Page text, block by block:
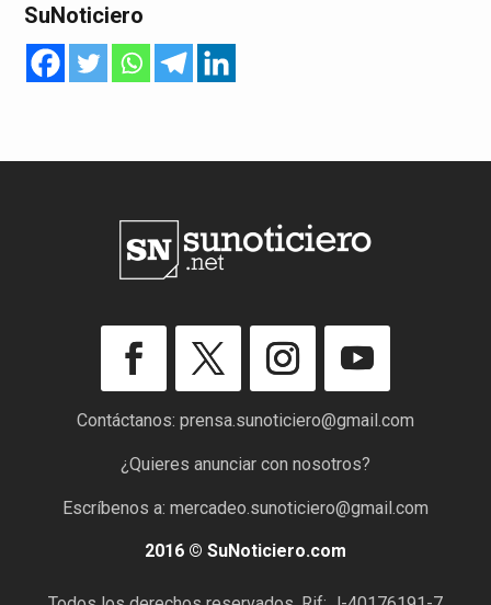
SuNoticiero
Contáctanos: prensa.sunoticiero@gmail.com
¿Quieres anunciar con nosotros?
Escríbenos a: mercadeo.sunoticiero@gmail.com
2016 © SuNoticiero.com